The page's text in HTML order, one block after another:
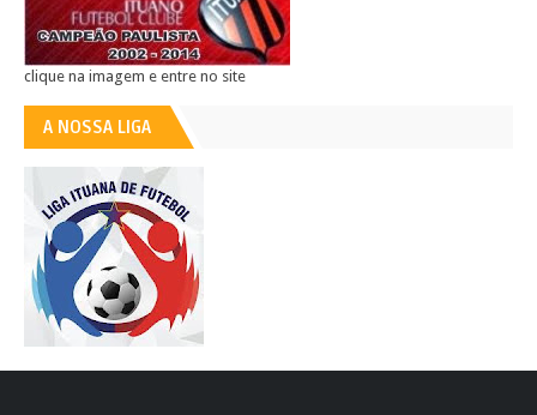
clique na imagem e entre no site
A NOSSA LIGA